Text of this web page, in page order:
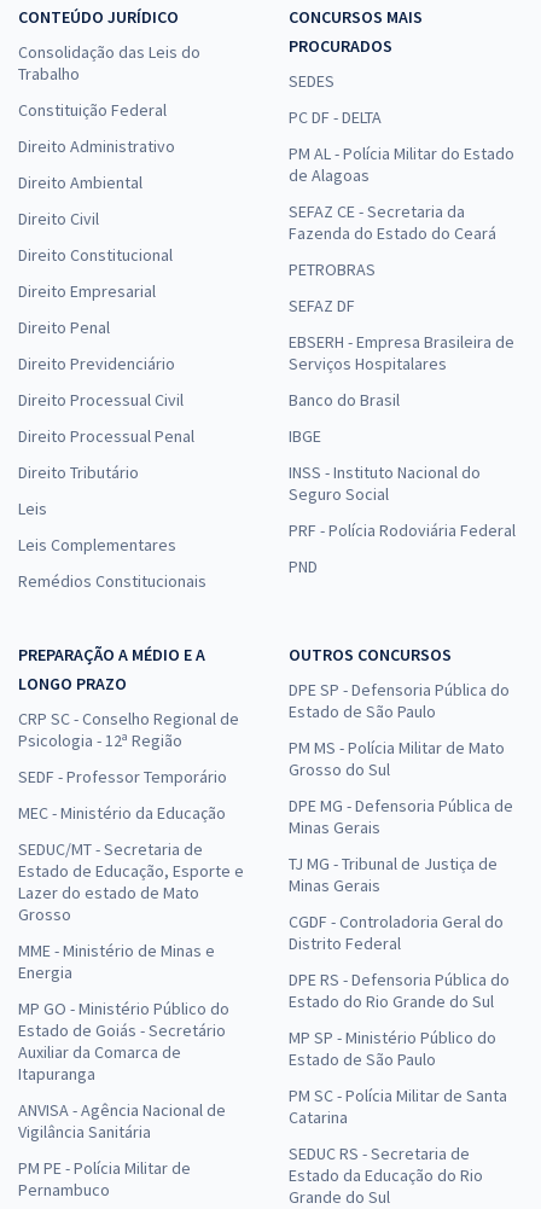
CONTEÚDO JURÍDICO
Consolidação das Leis do
Trabalho
Constituição Federal
Direito Administrativo
Direito Ambiental
Direito Civil
Direito Constitucional
Direito Empresarial
Direito Penal
Direito Previdenciário
Direito Processual Civil
Direito Processual Penal
Direito Tributário
Leis
Leis Complementares
Remédios Constitucionais
CONCURSOS MAIS
PROCURADOS
SEDES
PC DF - DELTA
PM AL - Polícia Militar do Estado
de Alagoas
SEFAZ CE - Secretaria da
Fazenda do Estado do Ceará
PETROBRAS
SEFAZ DF
EBSERH - Empresa Brasileira de
Serviços Hospitalares
Banco do Brasil
IBGE
INSS - Instituto Nacional do
Seguro Social
PRF - Polícia Rodoviária Federal
PND
PREPARAÇÃO A MÉDIO E A
LONGO PRAZO
CRP SC - Conselho Regional de
Psicologia - 12ª Região
SEDF - Professor Temporário
MEC - Ministério da Educação
SEDUC/MT - Secretaria de
Estado de Educação, Esporte e
Lazer do estado de Mato
Grosso
MME - Ministério de Minas e
Energia
MP GO - Ministério Público do
Estado de Goiás - Secretário
Auxiliar da Comarca de
Itapuranga
ANVISA - Agência Nacional de
Vigilância Sanitária
PM PE - Polícia Militar de
Pernambuco
OUTROS CONCURSOS
DPE SP - Defensoria Pública do
Estado de São Paulo
PM MS - Polícia Militar de Mato
Grosso do Sul
DPE MG - Defensoria Pública de
Minas Gerais
TJ MG - Tribunal de Justiça de
Minas Gerais
CGDF - Controladoria Geral do
Distrito Federal
DPE RS - Defensoria Pública do
Estado do Rio Grande do Sul
MP SP - Ministério Público do
Estado de São Paulo
PM SC - Polícia Militar de Santa
Catarina
SEDUC RS - Secretaria de
Estado da Educação do Rio
Grande do Sul